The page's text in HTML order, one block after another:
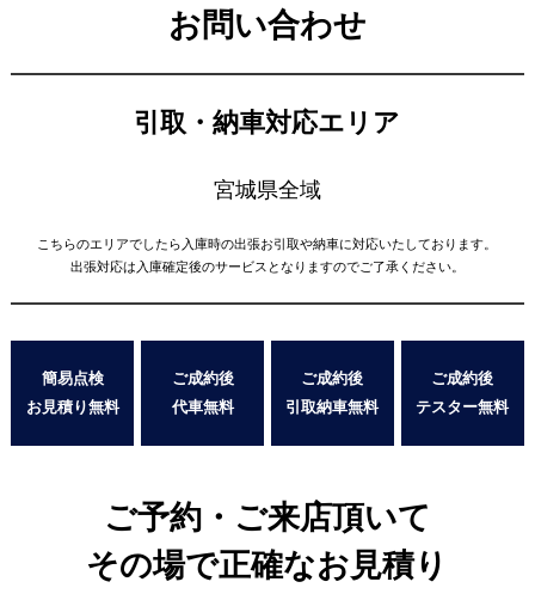
お問い合わせ
引取・納車対応エリア
宮城県全域
こちらのエリアでしたら入庫時の出張お引取や納車に対応いたしております。
出張対応は入庫確定後のサービスとなりますのでご了承ください。
簡易点検
お見積り無料
ご成約後
代車無料
ご成約後
引取納車無料
ご成約後
テスター無料
ご予約・ご来店頂いて
その場で正確なお見積り